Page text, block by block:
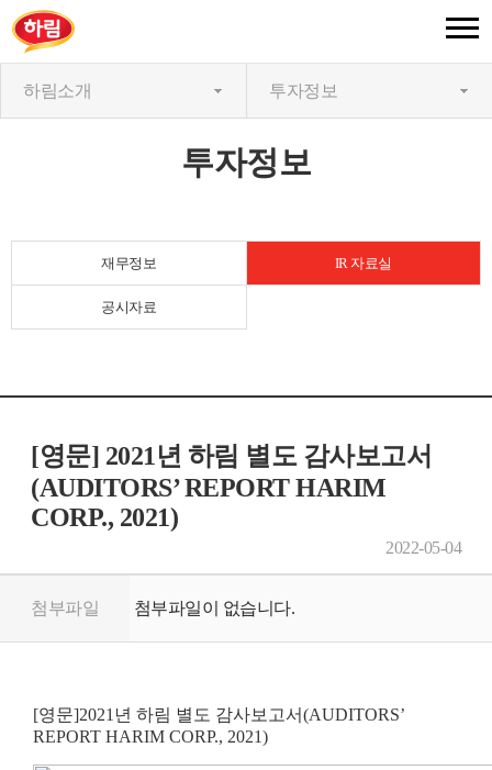
하림소개 투자정보
투자정보
재무정보 IR 자료실
공시자료
[영문] 2021년 하림 별도 감사보고서
(AUDITORS’ REPORT HARIM
CORP., 2021)
2022-05-04
첨부파일 첨부파일이 없습니다.
[영문]2021년 하림 별도 감사보고서(AUDITORS’
REPORT HARIM CORP., 2021)